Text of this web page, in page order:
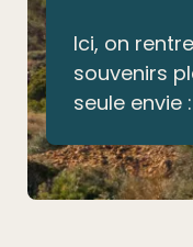
Ici, on
souvenirs
seule envie